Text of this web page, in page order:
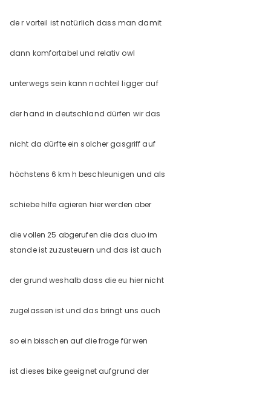
de r vorteil ist natürlich dass man damit
dann komfortabel und relativ owl
unterwegs sein kann nachteil ligger auf
der hand in deutschland dürfen wir das
nicht da dürfte ein solcher gasgriff auf
höchstens 6 km h beschleunigen und als
schiebe hilfe agieren hier werden aber
die vollen 25 abgerufen die das duo im
stande ist zuzusteuern und das ist auch
der grund weshalb dass die eu hier nicht
zugelassen ist und das bringt uns auch
so ein bisschen auf die frage für wen
ist dieses bike geeignet aufgrund der